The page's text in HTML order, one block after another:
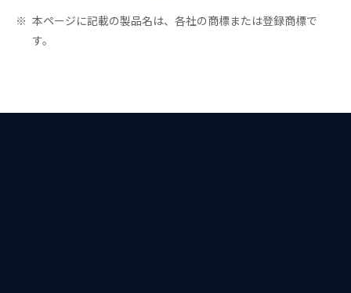
※ 本ページに記載の製品名は、各社の商標または登録商標で
す。